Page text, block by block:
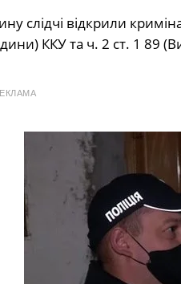
слідчі відкрили
ККУ та ч. 2 ст. 1 89